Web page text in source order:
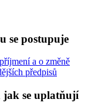
se postupuje
a o změně
předpisů
jak se uplatňují